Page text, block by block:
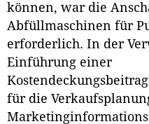
können, war die
Abfüllmaschinen für
erforderlich. In der
Einführung einer
für die